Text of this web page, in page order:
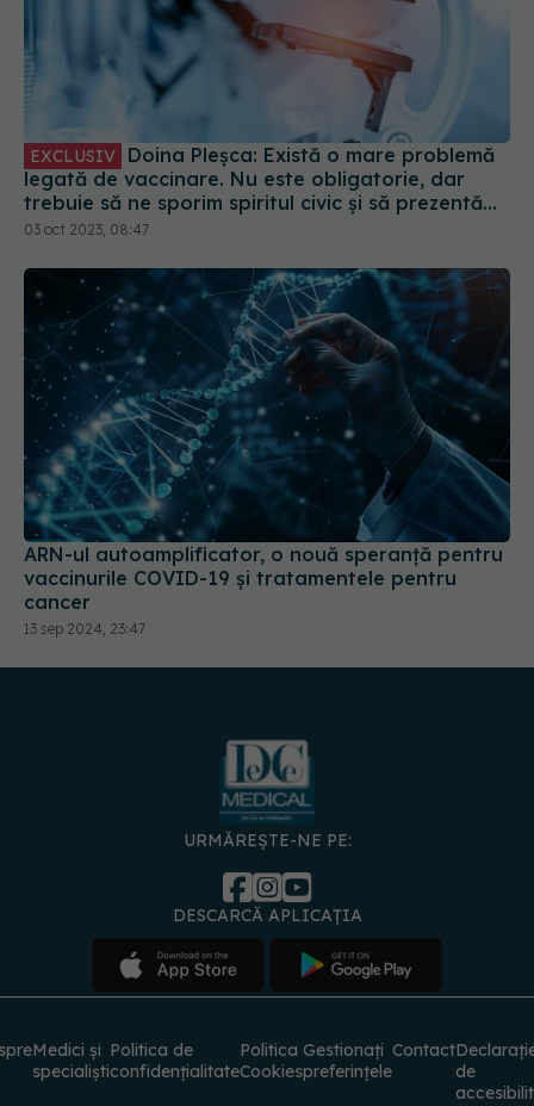
EXCLUSIV
legată de vaccinare. Nu este obligatorie, dar
trebuie să ne sporim spiritul civic și să prezentăm
corect minusurile și plusurile fiecărui vaccin
03 oct 2023, 08:47
ARN-ul autoamplificator, o nouă speranță pentru
vaccinurile COVID-19 și tratamentele pentru
cancer
13 sep 2024, 23:47
URMĂREȘTE-NE PE:
DESCARCĂ APLICAȚIA
Medici și
specialiști
Politica de
confidențialitate
Politica
Cookies
Gestionați
preferințele
Contact
de